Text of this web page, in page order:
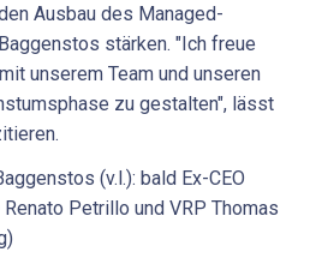
Ausbau des Managed-
stärken. "Ich freue
unserem Team und unseren
zu gestalten", lässt